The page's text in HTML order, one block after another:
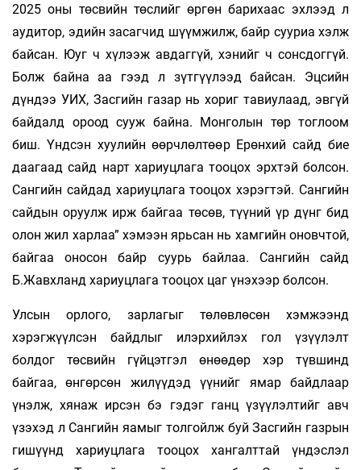
2025 оны төсвийн төслийг өргөн барихаас эхлээд л
аудитор, эдийн засагчид шүүмжилж, байр сууриа хэлж
байсан. Юуг ч хүлээж авдаггүй, хэнийг ч сонсдоггүй.
Болж байна аа гээд л зүтгүүлээд байсан. Эцсийн
дүндээ УИХ, Засгийн газар нь хориг тавиулаад, эвгүй
байдалд ороод сууж байна. Монголын төр тоглоом
биш. Үндсэн хуулийн өөрчлөлтөөр Ерөнхий сайд бие
даагаад сайд нарт хариуцлага тооцох эрхтэй болсон.
Сангийн сайдад хариуцлага тооцох хэрэгтэй. Сангийн
сайдын оруулж ирж байгаа төсөв, түүний үр дүнг бид
олон жил харлаа” хэмээн ярьсан нь хамгийн оновчтой,
байгаа оносон байр суурь байлаа. Сангийн сайд
Б.Жавхланд хариуцлага тооцох цаг үнэхээр болсон.
Улсын орлого, зарлагыг төлөвлөсөн хэмжээнд
хэрэгжүүлсэн байдлыг илэрхийлэх гол үзүүлэлт
болдог төсвийн гүйцэтгэл өнөөдөр хэр түвшинд
байгаа, өнгөрсөн жилүүдэд үүнийг ямар байдлаар
үнэлж, хянаж ирсэн бэ гэдэг ганц үзүүлэлтийг авч
үзэхэд л Сангийн яамыг толгойлж буй Засгийн газрын
гишүүнд хариуцлага тооцох хангалттай үндэслэл